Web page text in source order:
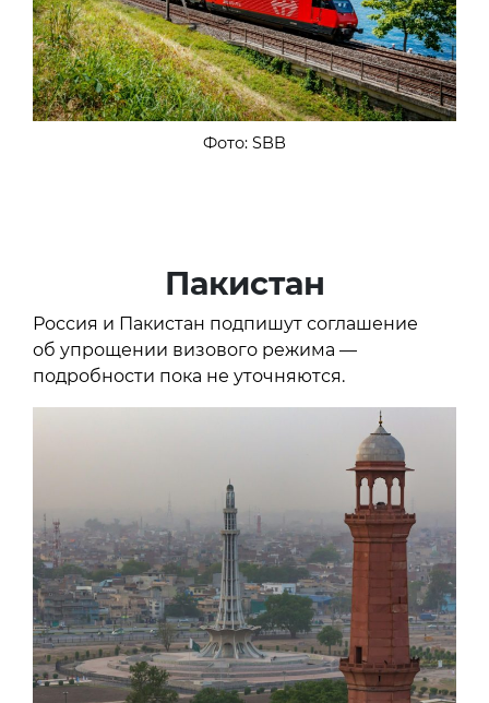
Фото: SBB
Пакистан
Россия и Пакистан подпишут соглашение
об упрощении визового режима —
подробности пока не уточняются.